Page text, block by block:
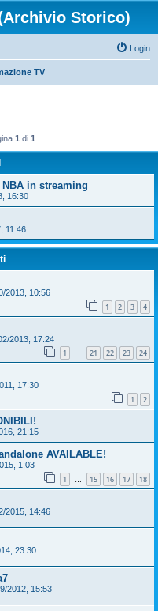
Storico)
Login
TV
1 di 1
in streaming
16:30
11:46
2013, 10:56
1 2 3 4
2013, 17:24
1 21 22 23 24
17:30
1 2
21:15
AVAILABLE!
1:03
1 … 15 16 17 18
2015, 14:46
23:30
2012, 15:53